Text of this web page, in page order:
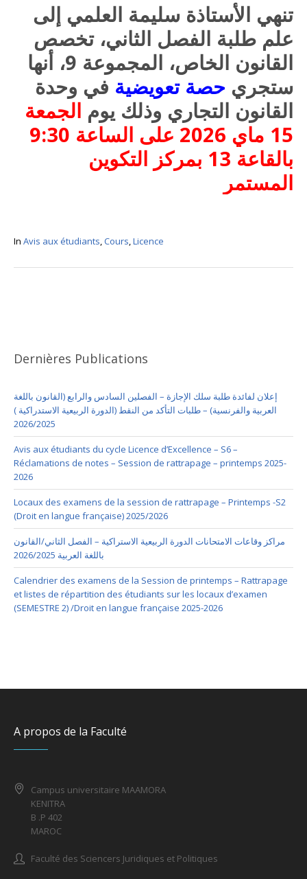
تنهي الأستاذة سليمة العلمي إلى
علم طلبة الفصل الثاني، تخصص
القانون الخاص، المجموعة 9، أنها
ستجري حصة تعويضية في وحدة
القانون التجاري وذلك يوم الجمعة
15 ماي 2026 على الساعة 9:30
بالقاعة 13 بمركز التكوين
المستمر
In Avis aux étudiants,Cours,Licence
Dernières Publications
إعلان لفائدة طلبة سلك الإجازة – الفصلين السادس والرابع (القانون باللغة
العربية والفرنسية) – طلبات التأكد من النقط (الدورة الربيعية الاستدراكية )
2026/2025
Avis aux étudiants du cycle Licence d’Excellence – S6 –
Réclamations de notes – Session de rattrapage – printemps 2025-
2026
Locaux des examens de la session de rattrapage – Printemps -S2
(Droit en langue française) 2025/2026
مراكز وقاعات الامتحانات الدورة الربيعية الاستراكية – الفصل الثاني/القانون
باللغة العربية 2026/2025
Calendrier des examens de la Session de printemps – Rattrapage
et listes de répartition des étudiants sur les locaux d’examen
(SEMESTRE 2) /Droit en langue française 2025-2026
A propos de la Faculté
Campus universitaire MAAMORA
KENITRA
B .P 402
MAROC
Faculté des Sciencers Juridiques et Politiques